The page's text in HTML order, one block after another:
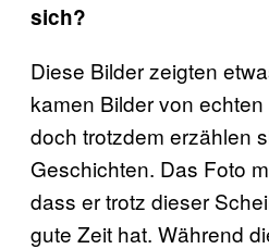
sich?
Diese Bilder zeigten
kamen Bilder von
doch trotzdem erzählen
Geschichten. Das Foto
dass er trotz dieser
gute Zeit hat. Während